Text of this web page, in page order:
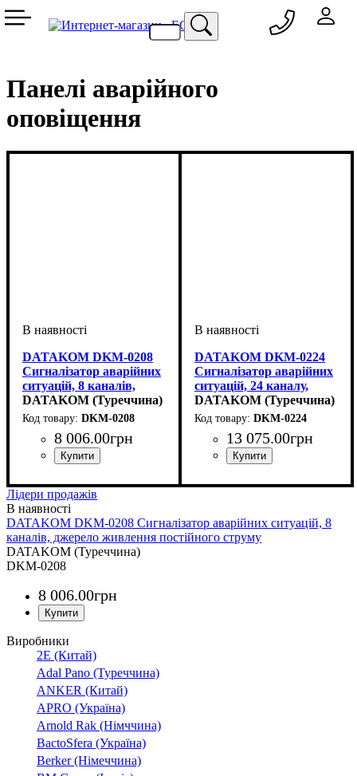
Панелі аварійного
оповіщення
DATAKOM DKM-0208
Сигналізатор аварійних
ситуацій, 8 каналів,
джерело живлення
постійного струму
DATAKOM (Туреччина)
DKM-0208
8 006.00грн
DATAKOM DKM-0224
Сигналізатор аварійних
ситуацій, 24 каналу,
джерело живлення
змінного струму
DATAKOM (Туреччина)
DKM-0224
13 075.00грн
Лідери продажів
DATAKOM DKM-0208 Сигналізатор аварійних ситуацій, 8
каналів, джерело живлення постійного струму
DATAKOM (Туреччина)
DKM-0208
8 006.00грн
Виробники
2E (Китай)
Adal Pano (Туреччина)
ANKER (Китай)
APRO (Україна)
Arnold Rak (Німччина)
BactoSfera (Україна)
Berker (Німеччина)